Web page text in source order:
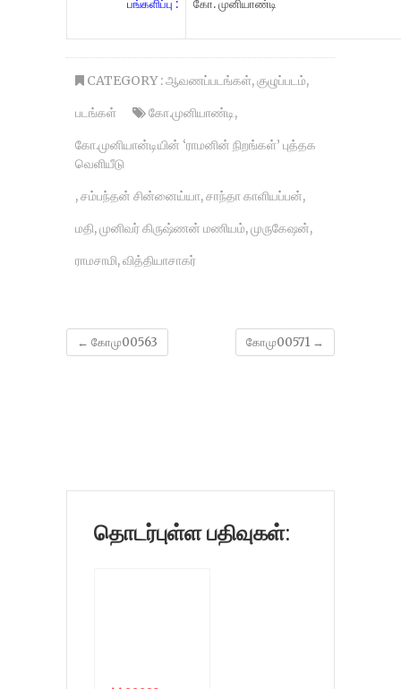
பங்களிப்பு : கோ. முனியாண்டி
CATEGORY :ஆவணப்படங்கள்,குழுப்படம்,
படங்கள்
கோ.முனியாண்டி,
கோ.முனியான்டியின் ‘ராமனின் நிறங்கள்’ புத்தக
வெளியீடு
,சம்பந்தன் சின்னைய்யா,சாந்தா காளியப்பன்,
மதி,முனிவர் கிருஷ்ணன் மணியம்,முருகேஷன்,
ராமசாமி,வித்தியாசாகர்
← கோமு00563 கோமு00571 →
தொடர்புள்ள பதிவுகள்: